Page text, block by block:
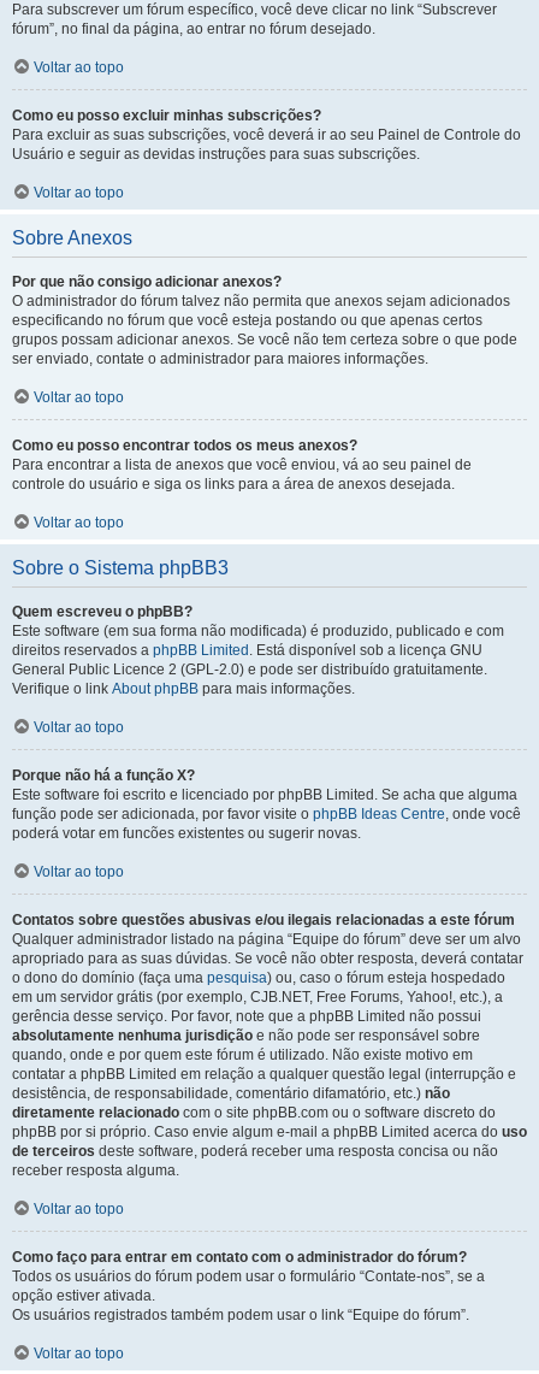
Para subscrever um fórum específico, você deve clicar no link “Subscrever
fórum”, no final da página, ao entrar no fórum desejado.
Voltar ao topo
Como eu posso excluir minhas subscrições?
Para excluir as suas subscrições, você deverá ir ao seu Painel de Controle do
Usuário e seguir as devidas instruções para suas subscrições.
Voltar ao topo
Sobre Anexos
Por que não consigo adicionar anexos?
O administrador do fórum talvez não permita que anexos sejam adicionados
especificando no fórum que você esteja postando ou que apenas certos
grupos possam adicionar anexos. Se você não tem certeza sobre o que pode
ser enviado, contate o administrador para maiores informações.
Voltar ao topo
Como eu posso encontrar todos os meus anexos?
Para encontrar a lista de anexos que você enviou, vá ao seu painel de
controle do usuário e siga os links para a área de anexos desejada.
Voltar ao topo
Sobre o Sistema phpBB3
Quem escreveu o phpBB?
Este software (em sua forma não modificada) é produzido, publicado e com
direitos reservados a phpBB Limited . Está disponível sob a licença GNU
General Public Licence 2 (GPL-2.0) e pode ser distribuído gratuitamente.
Verifique o link About phpBB para mais informações.
Voltar ao topo
Porque não há a função X?
Este software foi escrito e licenciado por phpBB Limited. Se acha que alguma
função pode ser adicionada, por favor visite o phpBB Ideas Centre, onde você
poderá votar em funcões existentes ou sugerir novas.
Voltar ao topo
Contatos sobre questões abusivas e/ou ilegais relacionadas a este fórum
Qualquer administrador listado na página “Equipe do fórum” deve ser um alvo
apropriado para as suas dúvidas. Se você não obter resposta, deverá contatar
o dono do domínio (faça uma pesquisa) ou, caso o fórum esteja hospedado
em um servidor grátis (por exemplo, CJB.NET, Free Forums, Yahoo!, etc.), a
gerência desse serviço. Por favor, note que a phpBB Limited não possui
absolutamente nenhuma jurisdição e não pode ser responsável sobre
quando, onde e por quem este fórum é utilizado. Não existe motivo em
contatar a phpBB Limited em relação a qualquer questão legal (interrupção e
desistência, de responsabilidade, comentário difamatório, etc.) não
diretamente relacionado com o site phpBB.com ou o software discreto do
phpBB por si próprio. Caso envie algum e-mail a phpBB Limited acerca do uso
de terceiros deste software, poderá receber uma resposta concisa ou não
receber resposta alguma.
Voltar ao topo
Como faço para entrar em contato com o administrador do fórum?
Todos os usuários do fórum podem usar o formulário “Contate-nos”, se a
opção estiver ativada.
Os usuários registrados também podem usar o link “Equipe do fórum”.
Voltar ao topo